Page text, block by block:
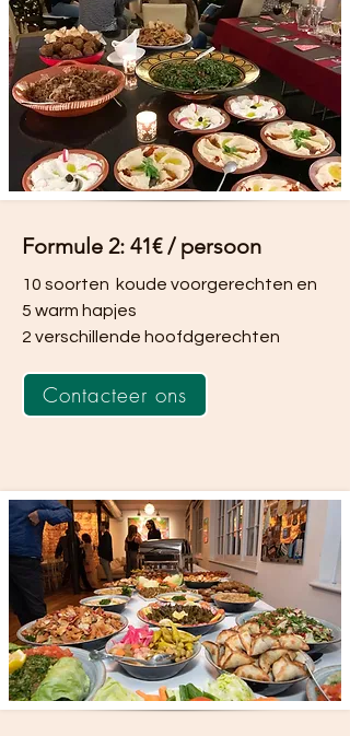
Formule 2: 41€ / persoon
10 soorten koude voorgerechten en
5 warm hapjes
2 verschillende hoofdgerechten
Contacteer ons